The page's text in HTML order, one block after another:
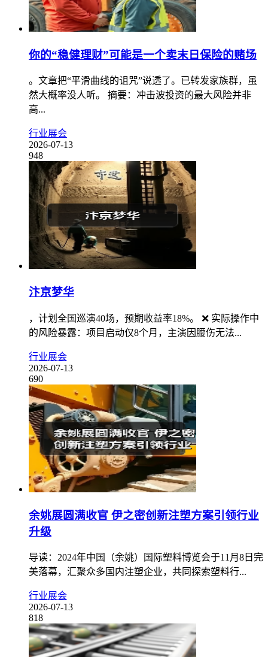
你的“稳健理财”可能是一个卖末日保险的赌场
。文章把“平滑曲线的诅咒”说透了。已转发家族群，虽
然大概率没人听。 摘要：冲击波投资的最大风险并非
高...
行业展会
2026-07-13
948
汴京梦华
，计划全国巡演40场，预期收益率18%。 ❌ 实际操作中
的风险暴露：项目启动仅8个月，主演因腰伤无法...
行业展会
2026-07-13
690
余姚展圆满收官 伊之密创新注塑方案引领行业
升级
导读：2024年中国（余姚）国际塑料博览会于11月8日完
美落幕，汇聚众多国内注塑企业，共同探索塑料行...
行业展会
2026-07-13
818